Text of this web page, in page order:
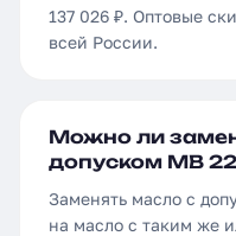
137 026 ₽. Оптовые
всей России.
Можно ли
допуском MB
Заменять масло с
на масло с таким же